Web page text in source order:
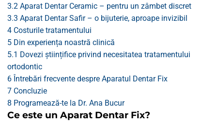
3.2 Aparat Dentar Ceramic – pentru un zâmbet discret
3.3 Aparat Dentar Safir – o bijuterie, aproape invizibil
4 Costurile tratamentului
5 Din experiența noastră clinică
5.1 Dovezi științifice privind necesitatea tratamentului
ortodontic
6 Întrebări frecvente despre Aparatul Dentar Fix
7 Concluzie
8 Programează-te la Dr. Ana Bucur
Ce este un Aparat Dentar Fix?